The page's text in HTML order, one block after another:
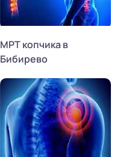
МРТ копчика в
Бибирево